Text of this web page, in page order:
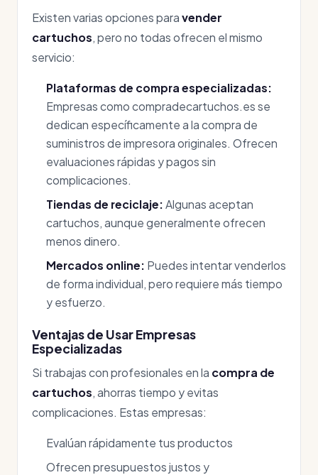
Existen varias opciones paravender
cartuchos, pero no todas ofrecen el mismo
servicio:
Plataformas de compra especializadas:
Empresas como compradecartuchos.es se
dedican específicamente a la compra de
suministros de impresora originales. Ofrecen
evaluaciones rápidas y pagos sin
complicaciones.
Tiendas de reciclaje: Algunas aceptan
cartuchos, aunque generalmente ofrecen
menos dinero.
Mercados online: Puedes intentar venderlos
de forma individual, pero requiere más tiempo
y esfuerzo.
Ventajas de Usar Empresas
Especializadas
Si trabajas con profesionales en la compra de
cartuchos, ahorras tiempo y evitas
complicaciones. Estas empresas:
Evalúan rápidamente tus productos
Ofrecen presupuestos justos y